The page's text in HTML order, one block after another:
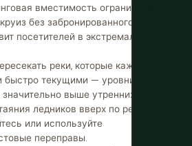
вместимость ограничена,
без забронированного
посетителей в экстремальной
реки, которые кажутся
быстро текущими — уровни
выше утренних
ледников вверх по реке.
или используйте
переправы.